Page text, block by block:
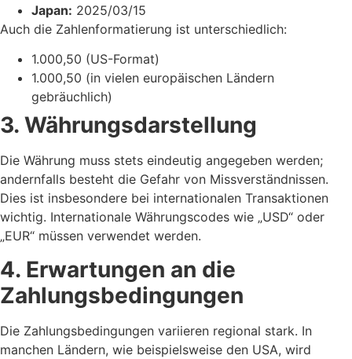
Japan: 2025/03/15
Auch die Zahlenformatierung ist unterschiedlich:
1.000,50 (US-Format)
1.000,50 (in vielen europäischen Ländern
gebräuchlich)
3. Währungsdarstellung
Die Währung muss stets eindeutig angegeben werden;
andernfalls besteht die Gefahr von Missverständnissen.
Dies ist insbesondere bei internationalen Transaktionen
wichtig. Internationale Währungscodes wie „USD“ oder
„EUR“ müssen verwendet werden.
4. Erwartungen an die
Zahlungsbedingungen
Die Zahlungsbedingungen variieren regional stark. In
manchen Ländern, wie beispielsweise den USA, wird